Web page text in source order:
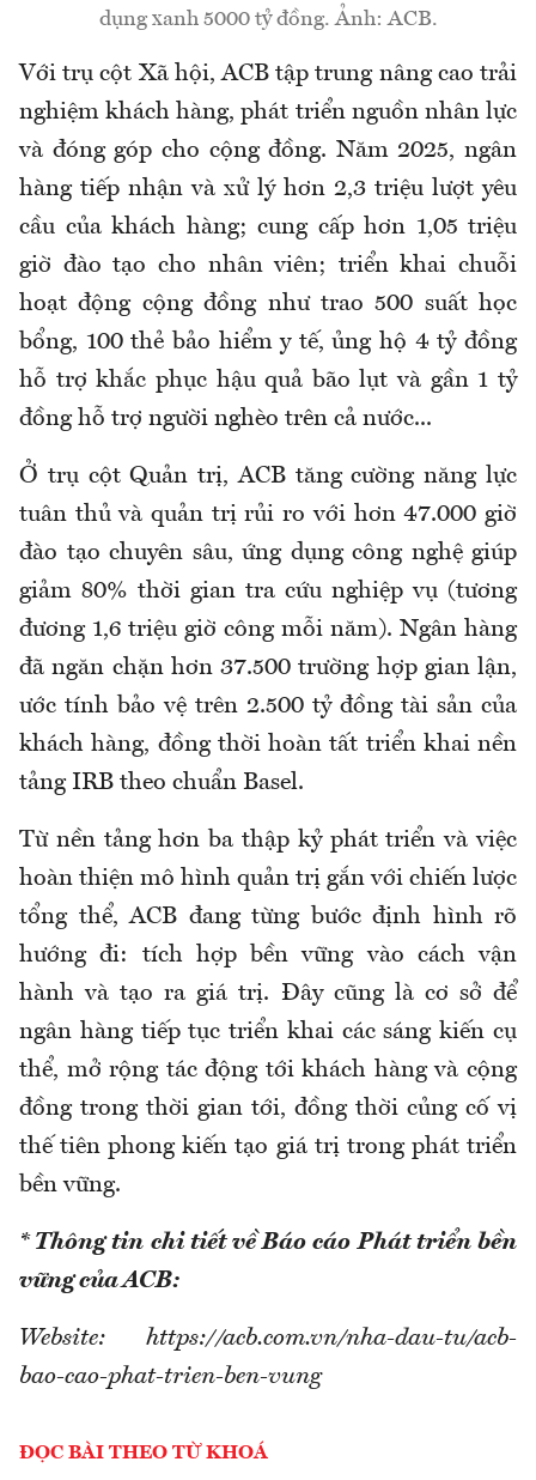
dụng xanh 5000 tỷ đồng. Ảnh: ACB.
Với trụ cột Xã hội, ACB tập trung nâng cao trải
nghiệm khách hàng, phát triển nguồn nhân lực
và đóng góp cho cộng đồng. Năm 2025, ngân
hàng tiếp nhận và xử lý hơn 2,3 triệu lượt yêu
cầu của khách hàng; cung cấp hơn 1,05 triệu
giờ đào tạo cho nhân viên; triển khai chuỗi
hoạt động cộng đồng như trao 500 suất học
bổng, 100 thẻ bảo hiểm y tế, ủng hộ 4 tỷ đồng
hỗ trợ khắc phục hậu quả bão lụt và gần 1 tỷ
đồng hỗ trợ người nghèo trên cả nước...
Ở trụ cột Quản trị, ACB tăng cường năng lực
tuân thủ và quản trị rủi ro với hơn 47.000 giờ
đào tạo chuyên sâu, ứng dụng công nghệ giúp
giảm 80% thời gian tra cứu nghiệp vụ (tương
đương 1,6 triệu giờ công mỗi năm). Ngân hàng
đã ngăn chặn hơn 37.500 trường hợp gian lận,
ước tính bảo vệ trên 2.500 tỷ đồng tài sản của
khách hàng, đồng thời hoàn tất triển khai nền
tảng IRB theo chuẩn Basel.
Từ nền tảng hơn ba thập kỷ phát triển và việc
hoàn thiện mô hình quản trị gắn với chiến lược
tổng thể, ACB đang từng bước định hình rõ
hướng đi: tích hợp bền vững vào cách vận
hành và tạo ra giá trị. Đây cũng là cơ sở để
ngân hàng tiếp tục triển khai các sáng kiến cụ
thể, mở rộng tác động tới khách hàng và cộng
đồng trong thời gian tới, đồng thời củng cố vị
thế tiên phong kiến tạo giá trị trong phát triển
bền vững.
* Thông tin chi tiết về Báo cáo Phát triển bền
vững của ACB:
Website: https://acb.com.vn/nha-dau-tu/acb-
bao-cao-phat-trien-ben-vung
ĐỌC BÀI THEO TỪ KHOÁ